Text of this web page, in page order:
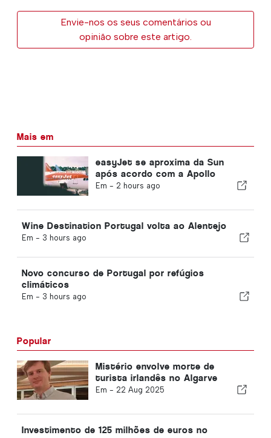
Envie-nos os seus comentários ou
opinião sobre este artigo.
Mais em
easyJet se aproxima da Sun
após acordo com a Apollo
Em - 2 hours ago
Wine Destination Portugal volta ao Alentejo
Em - 3 hours ago
Novo concurso de Portugal por refúgios
climáticos
Em - 3 hours ago
Popular
Mistério envolve morte de
turista irlandês no Algarve
Em - 22 Aug 2025
Investimento de 125 milhões de euros no